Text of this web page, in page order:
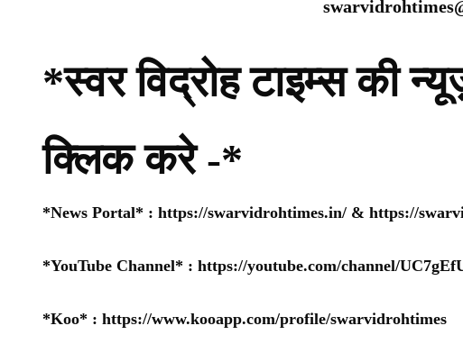
*स्वर विद्रोह टाइम्स की
क्लिक करे -*
*News Portal* : https://swarvidrohtimes.in/ & https://
*YouTube Channel* : https://youtube.com/channel/
*Koo* : https://www.kooapp.com/profile/swarvidrohtimes